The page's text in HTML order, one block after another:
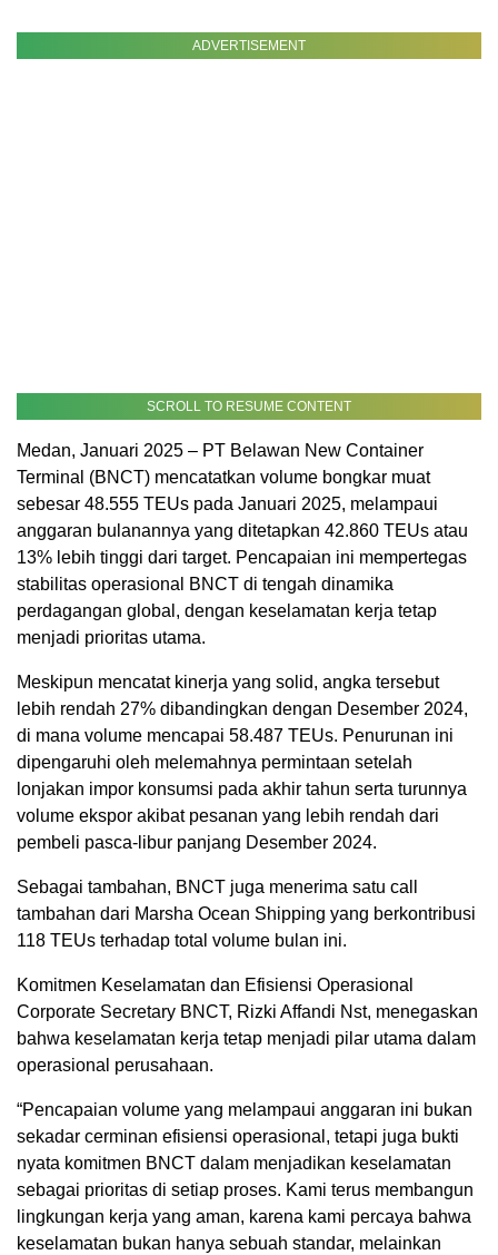
ADVERTISEMENT
SCROLL TO RESUME CONTENT
Medan, Januari 2025 – PT Belawan New Container
Terminal (BNCT) mencatatkan volume bongkar muat
sebesar 48.555 TEUs pada Januari 2025, melampaui
anggaran bulanannya yang ditetapkan 42.860 TEUs atau
13% lebih tinggi dari target. Pencapaian ini mempertegas
stabilitas operasional BNCT di tengah dinamika
perdagangan global, dengan keselamatan kerja tetap
menjadi prioritas utama.
Meskipun mencatat kinerja yang solid, angka tersebut
lebih rendah 27% dibandingkan dengan Desember 2024,
di mana volume mencapai 58.487 TEUs. Penurunan ini
dipengaruhi oleh melemahnya permintaan setelah
lonjakan impor konsumsi pada akhir tahun serta turunnya
volume ekspor akibat pesanan yang lebih rendah dari
pembeli pasca-libur panjang Desember 2024.
Sebagai tambahan, BNCT juga menerima satu call
tambahan dari Marsha Ocean Shipping yang berkontribusi
118 TEUs terhadap total volume bulan ini.
Komitmen Keselamatan dan Efisiensi Operasional
Corporate Secretary BNCT, Rizki Affandi Nst, menegaskan
bahwa keselamatan kerja tetap menjadi pilar utama dalam
operasional perusahaan.
“Pencapaian volume yang melampaui anggaran ini bukan
sekadar cerminan efisiensi operasional, tetapi juga bukti
nyata komitmen BNCT dalam menjadikan keselamatan
sebagai prioritas di setiap proses. Kami terus membangun
lingkungan kerja yang aman, karena kami percaya bahwa
keselamatan bukan hanya sebuah standar, melainkan